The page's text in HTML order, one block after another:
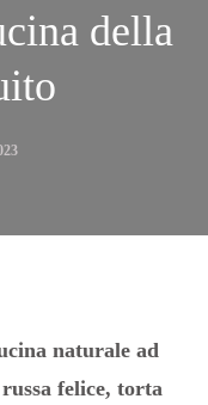
della
naturale ad
felice, torta